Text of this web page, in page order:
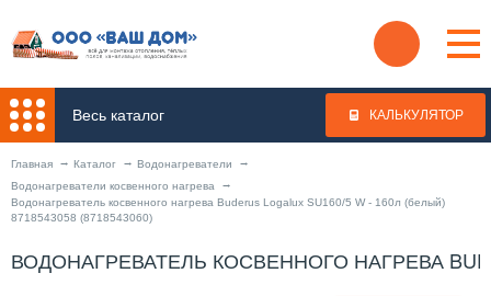
Весь каталог КАЛЬКУЛЯТОР
Главная Каталог
Водонагреватели
Водонагреватели косвенного нагрева
Водонагреватель косвенного нагрева Buderus Logalux SU160/5 W - 160л (белый)
8718543058 (8718543060)
ВОДОНАГРЕВАТЕЛЬ КОСВЕННОГО НАГРЕВА